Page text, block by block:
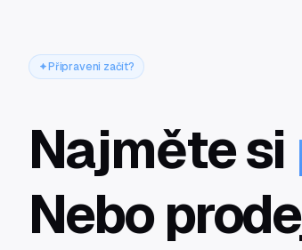
Připraveni začít?
Najměte si
Nebo